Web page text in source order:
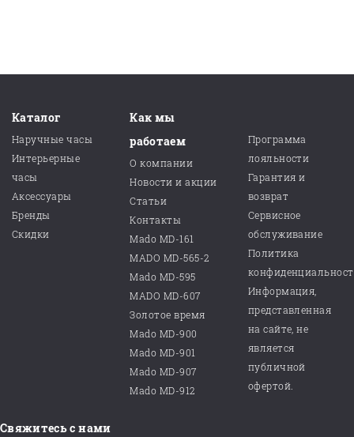
Каталог
Наручные часы
Интерьерные
часы
Аксессуары
Бренды
Скидки
Как мы
работаем
О компании
Новости и акции
Статьи
Контакты
Mado MD-161
MADO MD-565-2
Mado MD-595
MADO MD-607
Золотое время
Mado MD-900
Mado MD-901
Mado MD-907
Mado MD-912
Программа
лояльности
Гарантия и
возврат
Сервисное
обслуживание
Политика
Информация,
представленная
на сайте, не
является
публичной
офертой.
Свяжитесь с нами